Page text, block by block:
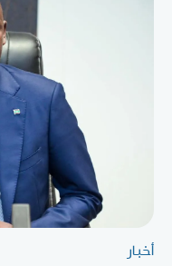
أخبار